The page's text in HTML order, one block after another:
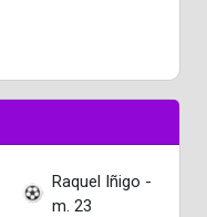
Raquel Iñigo -
m. 23